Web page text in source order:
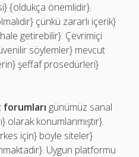
{oldukça önemlidir}.
çünkü zararlı içerik}
getirebilir}. Çevrimiçi
söylemler} mevcut
şeffaf prosedürleri}
günümüz sanal
olarak konumlanmıştır}.
için} böyle siteler}
Uygun platformu